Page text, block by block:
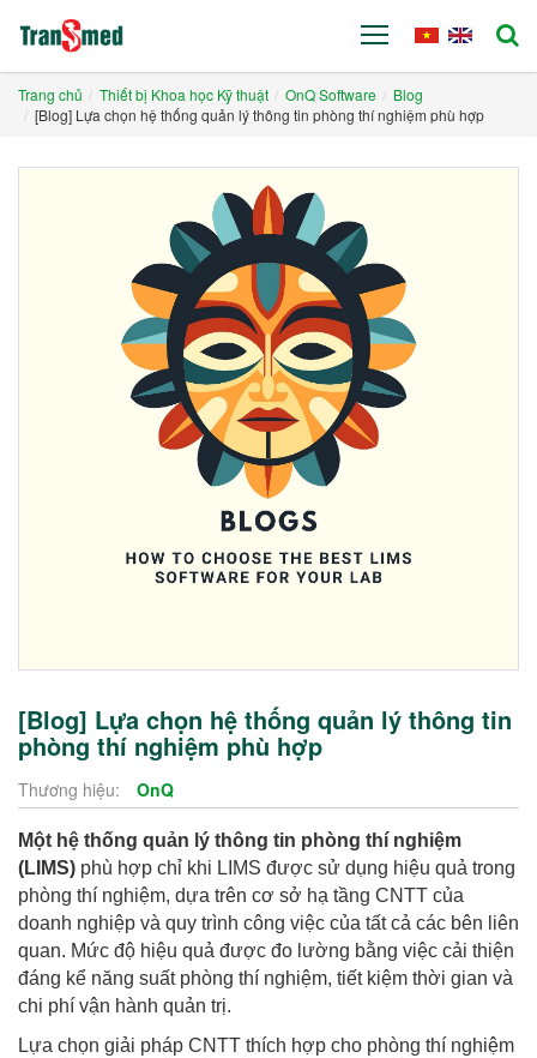
Trang chủ Thiết bị Khoa học Kỹ thuật OnQ Software
Blog
[Blog] Lựa chọn hệ thống quản lý thông tin phòng thí nghiệm phù hợp
[Blog] Lựa chọn hệ thống quản lý thông tin
phòng thí nghiệm phù hợp
Thương hiệu: OnQ
Một hệ thống quản lý thông tin phòng thí nghiệm
(LIMS) phù hợp chỉ khi LIMS được sử dụng hiệu quả trong
phòng thí nghiệm, dựa trên cơ sở hạ tầng CNTT của
doanh nghiệp và quy trình công việc của tất cả các bên liên
quan. Mức độ hiệu quả được đo lường bằng việc cải thiện
đáng kể năng suất phòng thí nghiệm, tiết kiệm thời gian và
chi phí vận hành quản trị.
Lựa chọn giải pháp CNTT thích hợp cho phòng thí nghiệm